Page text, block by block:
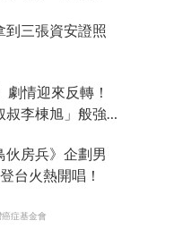
到三張資安證照
情迎來反轉！
叔李棟旭」般強
伙房兵》企劃男
台火熱開唱！
症基金會